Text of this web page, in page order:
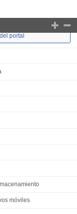
portal
móviles